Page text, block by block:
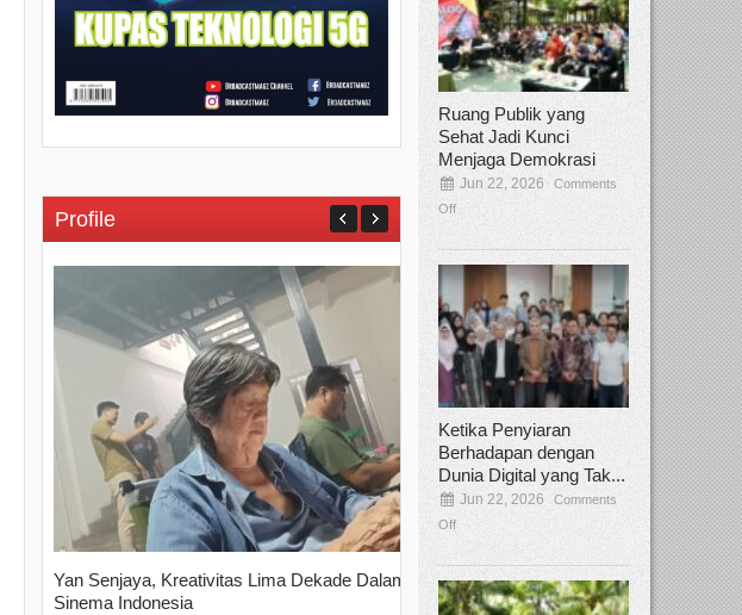
Profile
Yan Senjaya, Kreativitas Lima Dekade Dalam
Sinema Indonesia
Tamee Irelly Menjadi Juri Open
Film Terbaru...
Ruang Publik yang
Sehat Jadi Kunci
Menjaga Demokrasi
Jun 22, 2026
Comments
Off
Ketika Penyiaran
Berhadapan dengan
Dunia Digital yang Tak...
Jun 22, 2026
Comments
Off